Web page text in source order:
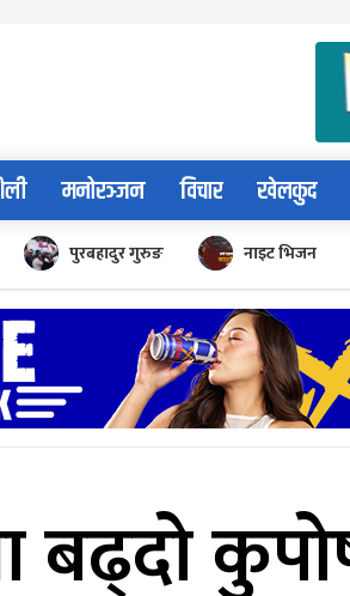
मनोरञ्जन विचार खेलकुद
पुरबहादुर गुरुङ नाइट भिजन
बढ्दो